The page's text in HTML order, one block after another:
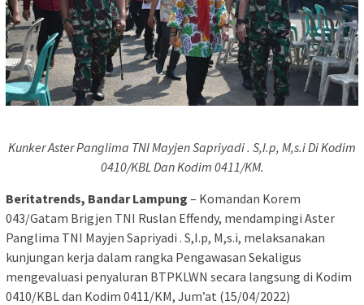
Kunker Aster Panglima TNI Mayjen Sapriyadi . S,I.p, M,s.i Di Kodim
0410/KBL Dan Kodim 0411/KM.
Beritatrends, Bandar Lampung – Komandan Korem
043/Gatam Brigjen TNI Ruslan Effendy, mendampingi Aster
Panglima TNI Mayjen Sapriyadi . S,I.p, M,s.i, melaksanakan
kunjungan kerja dalam rangka Pengawasan Sekaligus
mengevaluasi penyaluran BTPKLWN secara langsung di Kodim
0410/KBL dan Kodim 0411/KM, Jum’at (15/04/2022)